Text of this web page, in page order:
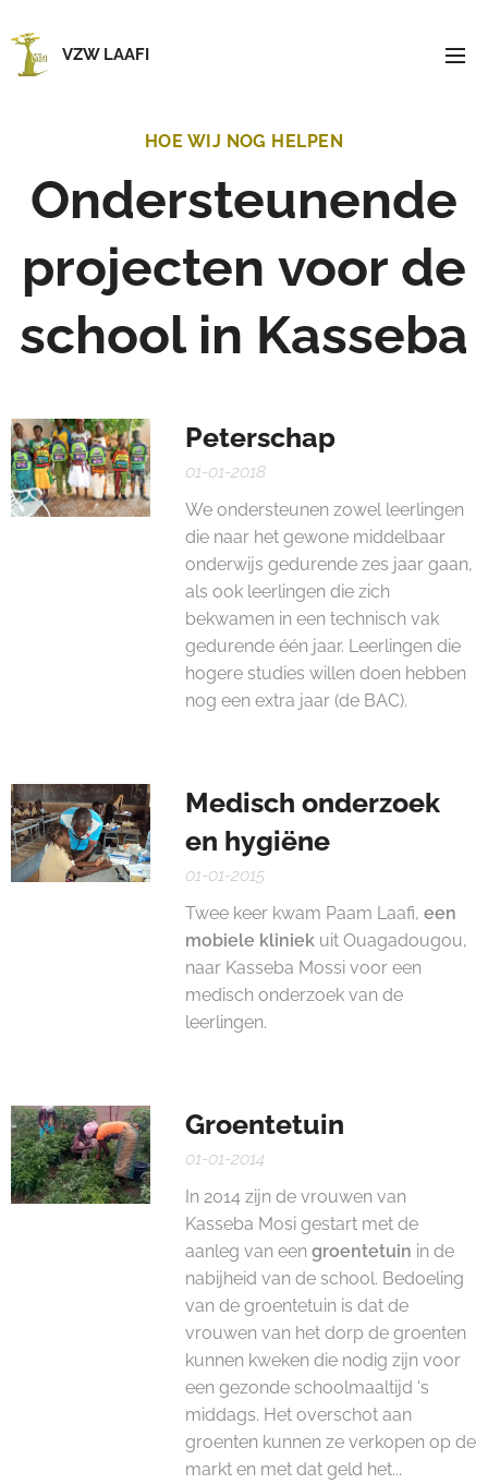
VZW LAAFI
HOE WIJ NOG HELPEN
Ondersteunende
projecten voor de
school in Kasseba
Peterschap
01-01-2018
We ondersteunen zowel leerlingen
die naar het gewone middelbaar
onderwijs gedurende zes jaar gaan,
als ook leerlingen die zich
bekwamen in een technisch vak
gedurende één jaar. Leerlingen die
hogere studies willen doen hebben
nog een extra jaar (de BAC).
Medisch onderzoek
en hygiëne
01-01-2015
Twee keer kwam Paam Laafi,een
mobiele kliniek uit Ouagadougou,
naar Kasseba Mossi voor een
medisch onderzoek van de
leerlingen.
Groentetuin
01-01-2014
In 2014 zijn de vrouwen van
Kasseba Mosi gestart met de
aanleg van eengroentetuin in de
nabijheid van de school. Bedoeling
van de groentetuin is dat de
vrouwen van het dorp de groenten
kunnen kweken die nodig zijn voor
een gezonde schoolmaaltijd 's
middags. Het overschot aan
groenten kunnen ze verkopen op de
markt en met dat geld het...